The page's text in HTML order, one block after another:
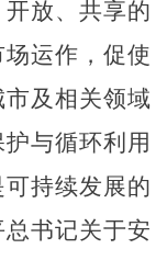
放、共享的
运作，促使
及相关领域
与循环利用
持续发展的
书记关于安